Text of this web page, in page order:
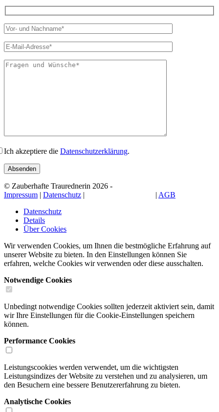
Ich akzeptiere die Datenschutzerklärung.
© Zauberhafte Traurednerin 2026 -
Impressum | Datenschutz | | AGB
Datenschutz
Details
Über Cookies
Wir verwenden Cookies, um Ihnen die bestmögliche Erfahrung auf
unserer Website zu bieten. In den Einstellungen können Sie
erfahren, welche Cookies wir verwenden oder diese ausschalten.
Notwendige Cookies
Unbedingt notwendige Cookies sollten jederzeit aktiviert sein, damit
wir Ihre Einstellungen für die Cookie-Einstellungen speichern
können.
Performance Cookies
Leistungscookies werden verwendet, um die wichtigsten
Leistungsindizes der Website zu verstehen und zu analysieren, um
den Besuchern eine bessere Benutzererfahrung zu bieten.
Analytische Cookies